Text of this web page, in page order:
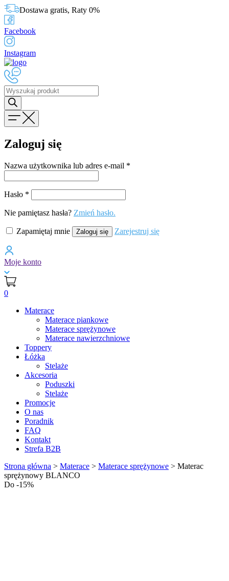
Dostawa gratis, Raty 0%
Facebook
Instagram
Wyszukiwarka
produktów
Zaloguj się
Nazwa użytkownika lub adres e-mail *
Hasło *
Nie pamiętasz hasła? Zmień hasło.
Zapamiętaj mnie Zaloguj się Zarejestruj się
Moje konto
0
Materace
Materace piankowe
Materace sprężynowe
Materace nawierzchniowe
Toppery
Łóżka
Stelaże
Akcesoria
Poduszki
Stelaże
Promocje
O nas
Poradnik
FAQ
Kontakt
Strefa B2B
Strona główna > Materace > Materace sprężynowe > Materac
sprężynowy BLANCO
Do -15%